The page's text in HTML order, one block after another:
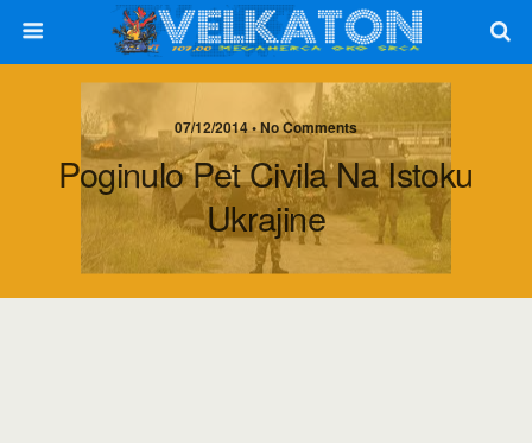
07/12/2014 • No Comments
Poginulo Pet Civila Na Istoku
Ukrajine